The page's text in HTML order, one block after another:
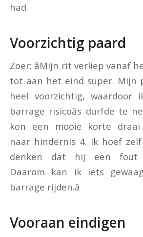
had.
Voorzichtig paard
Zoer: âMijn rit verliep vanaf
tot aan het eind super. Mijn
heel voorzichtig, waardoor
barrage risicoâs durfde te
kon een mooie korte draai
naar hindernis 4. Ik hoef
denken dat hij een fout
Daarom kan ik iets
barrage rijden.â
Vooraan eindigen